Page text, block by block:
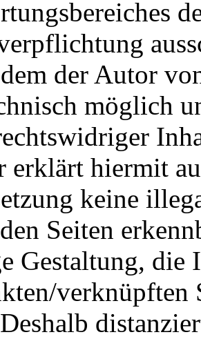
der Autor
möglich
erklärt hiermit
keine
Seiten
Gestaltung, die
verknüpften